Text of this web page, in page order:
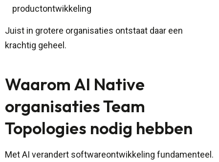
productontwikkeling
Juist in grotere organisaties ontstaat daar een
krachtig geheel.
Waarom AI Native
organisaties Team
Topologies nodig hebben
Met AI verandert softwareontwikkeling fundamenteel.